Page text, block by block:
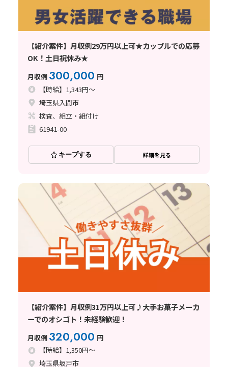
【紹介案件】月収例29万円以上可★カップルでの応募
OK！土日祝休み★
月収例 300,000 円
【時給】1,343円～
埼玉県入間市
検査、組立・組付け
61941-00
キープする 詳細を見る
【紹介案件】月収例31万円以上可♪大手お菓子メーカ
ーでのオシゴト！未経験歓迎！
月収例 320,000 円
【時給】1,350円～
埼玉県坂戸市